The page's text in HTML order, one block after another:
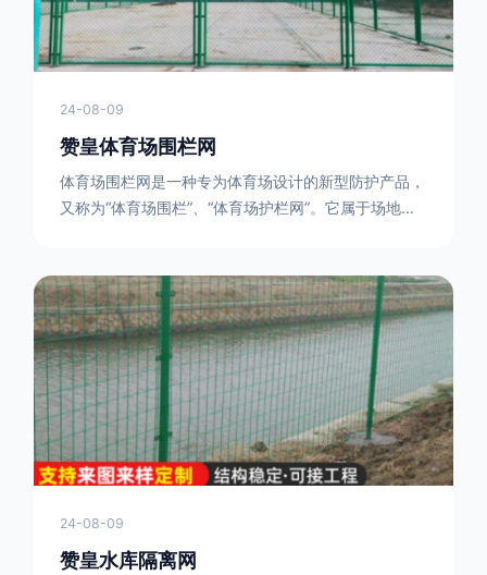
24-08-09
赞皇体育场围栏网
体育场围栏网是一种专为体育场设计的新型防护产品，
又称为“体育场围栏”、“体育场护栏网”。它属于场地围
整。体育场围栏网的材质有很多种，如钢丝绳网、聚酯
纤维网、玻璃纤维网等。不同材质的体育场围栏网具有
不同的特点和优缺点。例如，钢丝绳网具有强度高、耐
腐蚀、耐磨损等特点；聚酯纤维网则具有柔韧性好、透
气性好等特点。体育场围栏网是一种
24-08-09
赞皇水库隔离网